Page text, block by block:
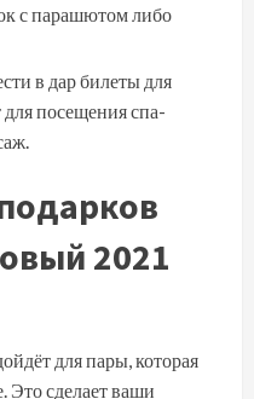
с парашютом либо
в дар билеты для
для посещения спа-
2021
для пары, которая
Это сделает ваши